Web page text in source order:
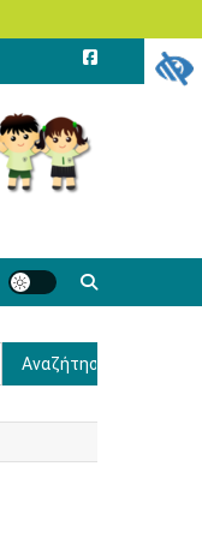
Αναζήτηση
για: